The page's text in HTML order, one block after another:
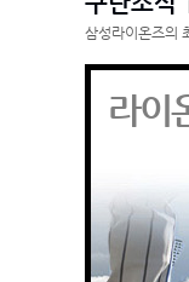
삼성라이온즈의
라이